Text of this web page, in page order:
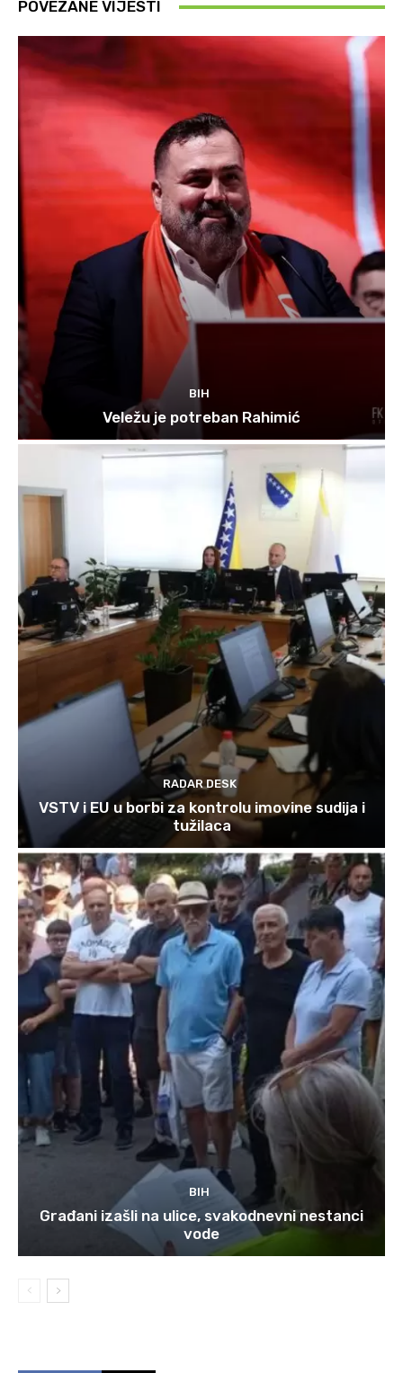
POVEZANE VIJESTI
BIH
Veležu je potreban Rahimić
RADAR DESK
VSTV i EU u borbi za kontrolu imovine sudija i
tužilaca
BIH
Građani izašli na ulice, svakodnevni nestanci
vode